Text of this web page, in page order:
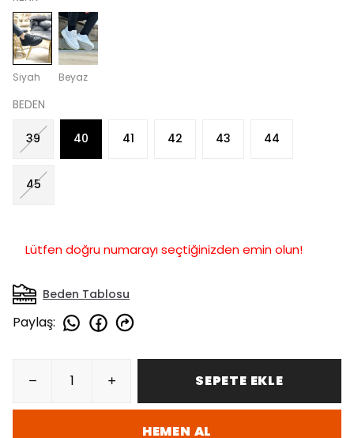
Siyah Beyaz
BEDEN
39 40 41 42 43 44
45
Lütfen doğru numarayı seçtiğinizden emin olun!
Beden Tablosu
Paylaş:
SEPETE EKLE
HEMEN AL